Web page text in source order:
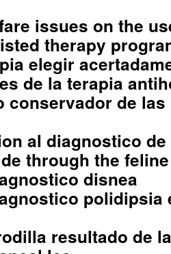
issues on the
therapy
elegir
de la terapia
conservador de
al diagnostico
through the
disnea
polidipsia
resultado de